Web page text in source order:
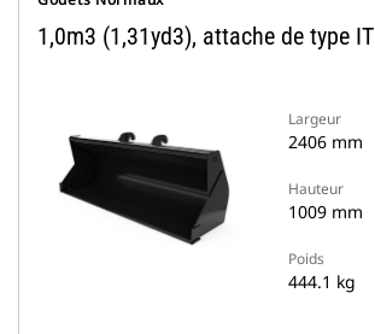
1,0m3 (1,31yd3), attache de type IT
Largeur
2406 mm
Hauteur
1009 mm
Poids
444.1 kg